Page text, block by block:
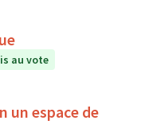
au vote
un espace de